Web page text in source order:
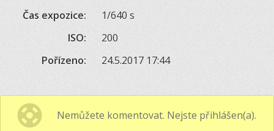
Čas expozice:
1/640 s
ISO:
200
Pořízeno:
24.5.2017 17:44
Nemůžete komentovat. Nejste přihlášen(a).